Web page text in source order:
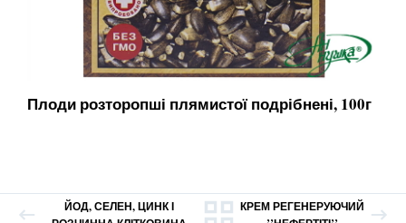
Плоди розторопші плямистої подрібнені, 100г
ЙОД, СЕЛЕН, ЦИНК І
КРЕМ РЕГЕНЕРУЮЧИЙ